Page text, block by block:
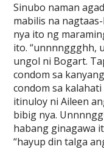
Sinubo naman
mabilis na
nya ito ng
ito. “unnnnggghh,
ungol ni Bogart.
condom sa
condom sa
itinuloy ni Aileen
bibig nya.
habang ginagawa
“hayup din talga